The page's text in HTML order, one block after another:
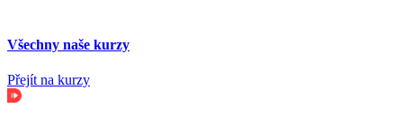
Všechny naše kurzy
Přejít na kurzy